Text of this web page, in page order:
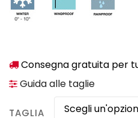
Consegna gratuita per
Guida alle taglie
TAGLIA